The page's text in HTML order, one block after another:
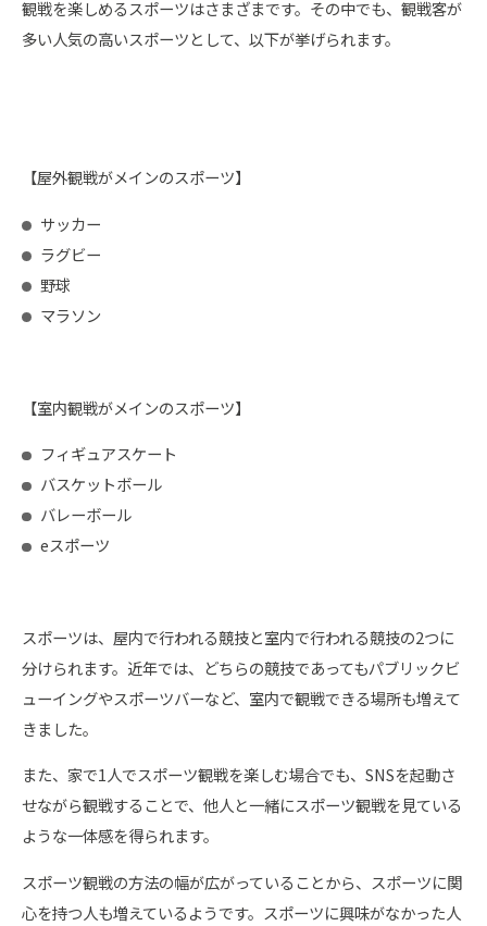
観戦を楽しめるスポーツはさまざまです。その中でも、観戦客が
多い人気の高いスポーツとして、以下が挙げられます。
【屋外観戦がメインのスポーツ】
サッカー
ラグビー
野球
マラソン
【室内観戦がメインのスポーツ】
フィギュアスケート
バスケットボール
バレーボール
eスポーツ
スポーツは、屋内で行われる競技と室内で行われる競技の2つに
分けられます。近年では、どちらの競技であってもパブリックビ
ューイングやスポーツバーなど、室内で観戦できる場所も増えて
きました。
また、家で1人でスポーツ観戦を楽しむ場合でも、SNSを起動さ
せながら観戦することで、他人と一緒にスポーツ観戦を見ている
ような一体感を得られます。
スポーツ観戦の方法の幅が広がっていることから、スポーツに関
心を持つ人も増えているようです。スポーツに興味がなかった人